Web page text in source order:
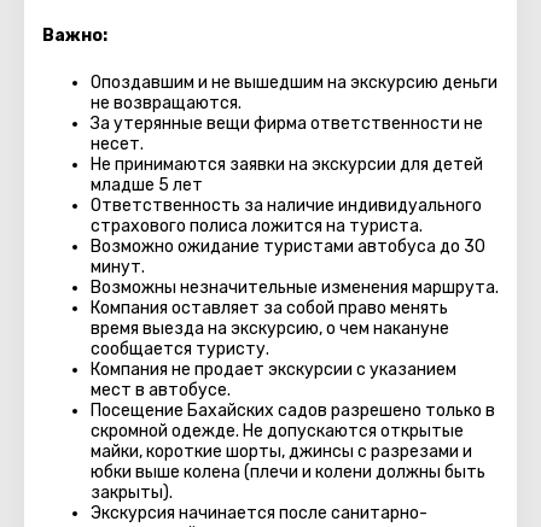
Важно:
Опоздавшим и не вышедшим на экскурсию деньги
не возвращаются.
За утерянные вещи фирма ответственности не
несет.
Не принимаются заявки на экскурсии для детей
младше 5 лет
Ответственность за наличие индивидуального
страхового полиса ложится на туриста.
Возможно ожидание туристами автобуса до 30
минут.
Возможны незначительные изменения маршрута.
Компания оставляет за собой право менять
время выезда на экскурсию, о чем накануне
сообщается туристу.
Компания не продает экскурсии с указанием
мест в автобуcе.
Посещение Бахайских садов разрешено только в
скромной одежде. Не допускаются открытые
майки, короткие шорты, джинсы с разрезами и
юбки выше колена (плечи и колени должны быть
закрыты).
Экскурсия начинается после санитарно-